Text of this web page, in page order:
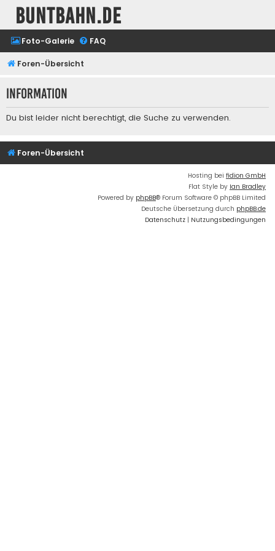
buntbahn.de
Foto-Galerie FAQ
Foren-Übersicht
Information
Du bist leider nicht berechtigt, die Suche zu verwenden.
Foren-Übersicht
Hosting bei fidion GmbH
Flat Style by Ian Bradley
Powered by phpBB® Forum Software © phpBB Limited
Deutsche Übersetzung durch phpBB.de
Datenschutz | Nutzungsbedingungen